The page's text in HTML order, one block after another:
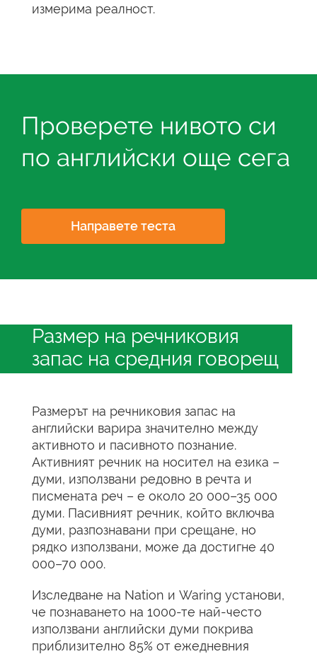
измерима реалност.
Проверете нивото си
по английски още сега
Направете теста
Размер на речниковия
запас на средния говорещ
Размерът на речниковия запас на
английски варира значително между
активното и пасивното познание.
Активният речник на носител на езика –
думи, използвани редовно в речта и
писмената реч – е около 20 000–35 000
думи. Пасивният речник, който включва
думи, разпознавани при срещане, но
рядко използвани, може да достигне 40
000–70 000.
Изследване на Nation и Waring установи,
че познаването на 1000-те най-често
използвани английски думи покрива
приблизително 85% от ежедневния